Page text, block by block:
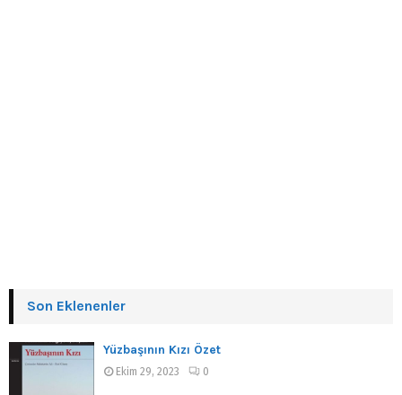
Son Eklenenler
Yüzbaşının Kızı Özet
Ekim 29, 2023 0